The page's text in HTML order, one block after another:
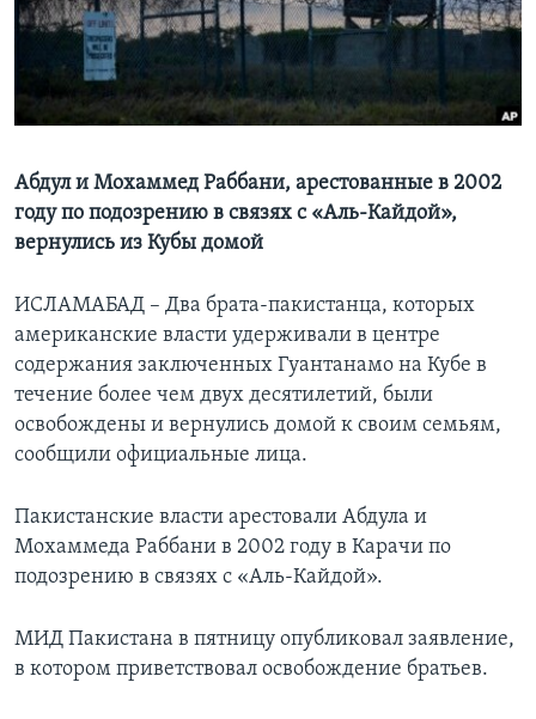
Learning English
СОЦИАЛЬНЫЕ СЕТИ
Языки
Абдул и Мохаммед Раббани, арестованные в 2002
году по подозрению в связях с «Аль-Кайдой»,
вернулись из Кубы домой
ИСЛАМАБАД – Два брата-пакистанца, которых
американские власти удерживали в центре
содержания заключенных Гуантанамо на Кубе в
течение более чем двух десятилетий, были
освобождены и вернулись домой к своим семьям,
сообщили официальные лица.
Пакистанские власти арестовали Абдула и
Мохаммеда Раббани в 2002 году в Карачи по
подозрению в связях с «Аль-Кайдой».
МИД Пакистана в пятницу опубликовал заявление,
в котором приветствовал освобождение братьев.